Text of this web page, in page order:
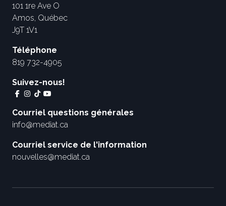
101 1re Ave O
Amos, Québec
J9T 1V1
Téléphone
819 732-4905
Suivez-nous!
Courriel questions générales
info@mediat.ca
Courriel service de l'information
nouvelles@mediat.ca